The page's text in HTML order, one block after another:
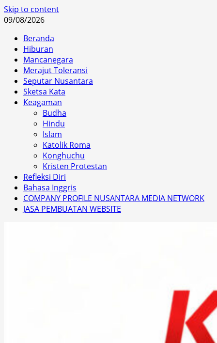
Skip to content
09/08/2026
Beranda
Hiburan
Mancanegara
Merajut Toleransi
Seputar Nusantara
Sketsa Kata
Keagaman
Budha
Hindu
Islam
Katolik Roma
Konghuchu
Kristen Protestan
Refleksi Diri
Bahasa Inggris
COMPANY PROFILE NUSANTARA MEDIA NETWORK
JASA PEMBUATAN WEBSITE